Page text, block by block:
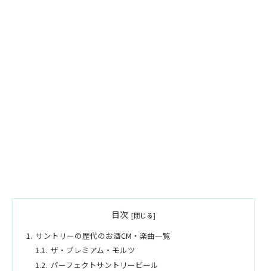
目次
サントリーの歴代のお酒CM・楽曲一覧
ザ・プレミアム・モルツ
パーフェクトサントリービール